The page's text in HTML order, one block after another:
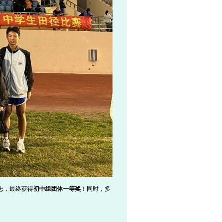
，最终获得初中组团体一等奖！同时，多